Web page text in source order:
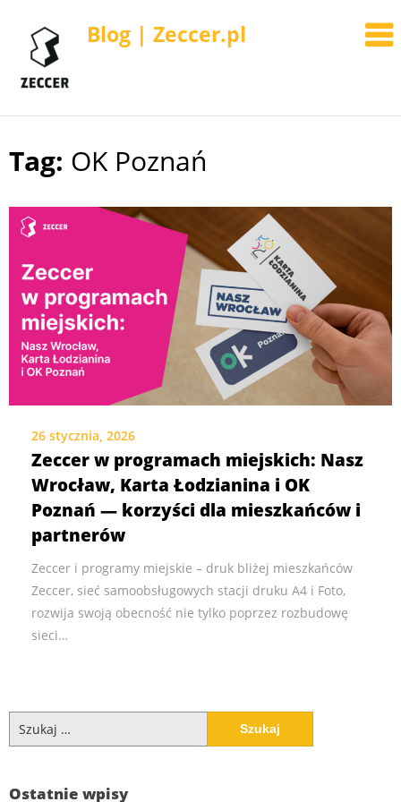
Blog | Zeccer.pl
Skip
Tag: OK Poznań
26 stycznia, 2026
Zeccer w programach miejskich: Nasz
Wrocław, Karta Łodzianina i OK
Poznań — korzyści dla mieszkańców i
partnerów
Zeccer i programy miejskie – druk bliżej mieszkańców
Zeccer, sieć samoobsługowych stacji druku A4 i Foto,
rozwija swoją obecność nie tylko poprzez rozbudowę
sieci…
Ostatnie wpisy